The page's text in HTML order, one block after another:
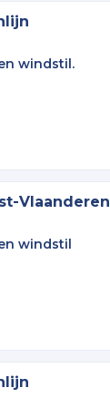
windstil.
Vlaanderen
windstil